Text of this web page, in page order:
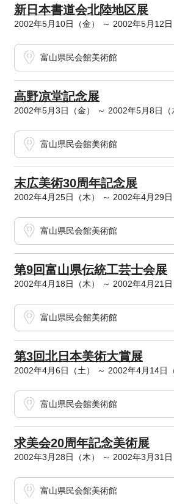
新日本書道会北陸地区展
2002年5月10日（金） ～ 2002年5月12日
富山県民会館美術館
高野凉堂記念展
2002年5月3日（金） ～ 2002年5月8日（
富山県民会館美術館
末広美術30周年記念展
2002年4月25日（木） ～ 2002年4月29日
富山県民会館美術館
第9回富山県伝統工芸士会展
2002年4月18日（木） ～ 2002年4月21日
富山県民会館美術館
第3回北日本美術大賞展
2002年4月6日（土） ～ 2002年4月14日（
富山県民会館美術館
求美会20周年記念美術展
2002年3月28日（木） ～ 2002年3月31日
富山県民会館美術館